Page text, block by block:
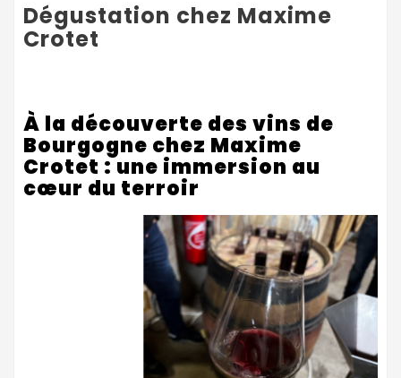
Dégustation chez Maxime
Crotet
À la découverte des vins de
Bourgogne chez Maxime
Crotet : une immersion au
cœur du terroir